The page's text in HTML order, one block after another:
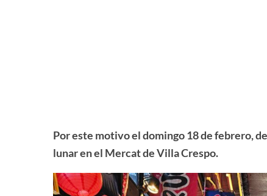
Por este motivo el domingo 18 de febrero,
lunar en el Mercat de Villa Crespo.